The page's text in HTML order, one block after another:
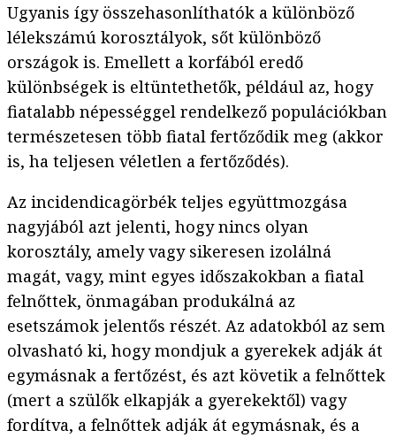
Ugyanis így összehasonlíthatók a különböző
lélekszámú korosztályok, sőt különböző
országok is. Emellett a korfából eredő
különbségek is eltüntethetők, például az, hogy
fiatalabb népességgel rendelkező populációkban
természetesen több fiatal fertőződik meg (akkor
is, ha teljesen véletlen a fertőződés).
Az incidendicagörbék teljes együttmozgása
nagyjából azt jelenti, hogy nincs olyan
korosztály, amely vagy sikeresen izolálná
magát, vagy, mint egyes időszakokban a fiatal
felnőttek, önmagában produkálná az
esetszámok jelentős részét. Az adatokból az sem
olvasható ki, hogy mondjuk a gyerekek adják át
egymásnak a fertőzést, és azt követik a felnőttek
(mert a szülők elkapják a gyerekektől) vagy
fordítva, a felnőttek adják át egymásnak, és a